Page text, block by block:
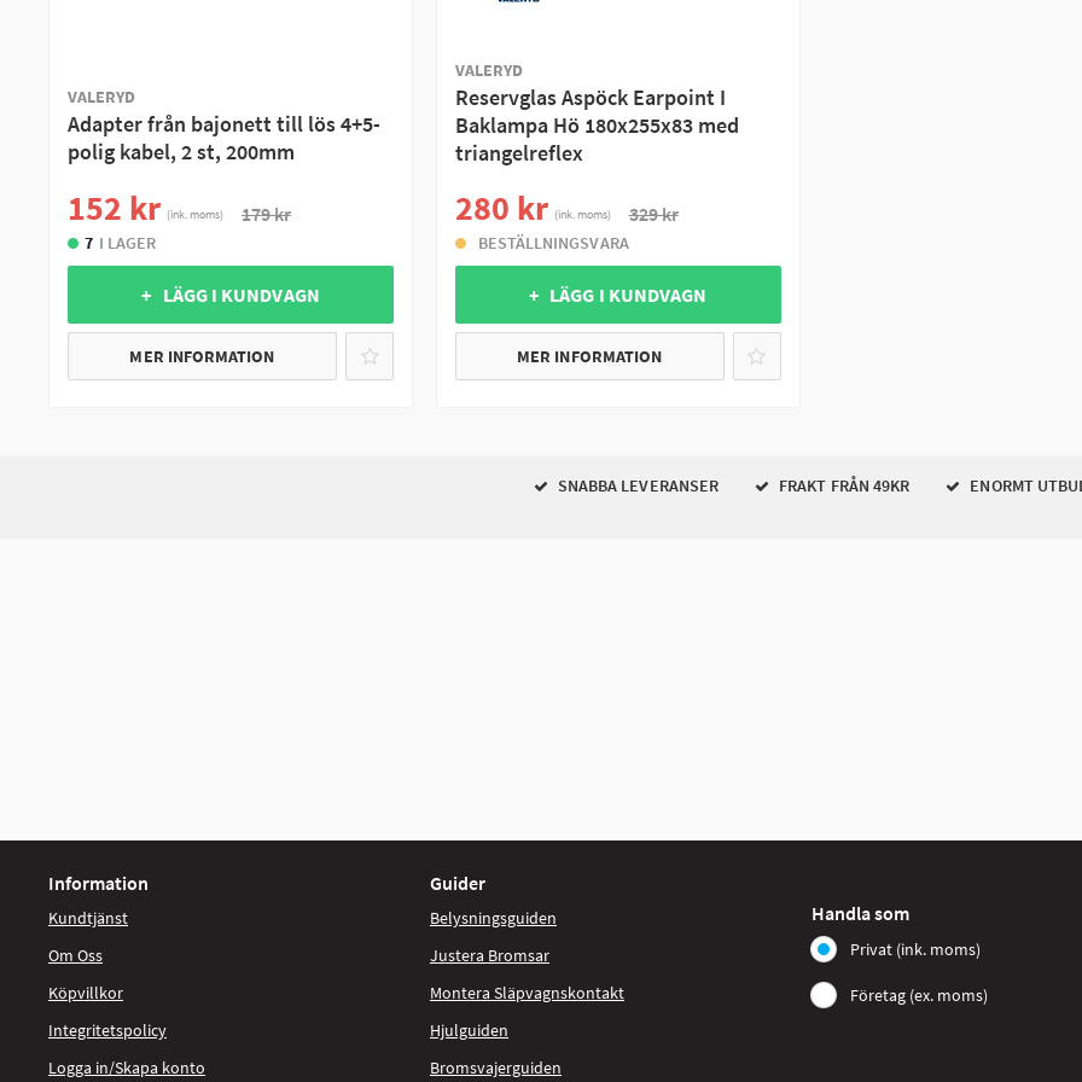
VALERYD
Adapter från bajonett till lös 4+5-
polig kabel, 2 st, 200mm
152 kr (ink. moms) 179 kr
7 I LAGER
+ LÄGG I KUNDVAGN
MER INFORMATION
VALERYD
Reservglas Aspöck Earpoint I
Baklampa Hö 180x255x83 med
triangelreflex
280 kr (ink. moms) 329 kr
BESTÄLLNINGSVARA
+ LÄGG I KUNDVAGN
MER INFORMATION
SNABBA LEVERANSER FRAKT FRÅN 49KR ENORMT
Information
Kundtjänst
Om Oss
Köpvillkor
Integritetspolicy
Logga in/Skapa konto
Guider
Belysningsguiden
Justera Bromsar
Montera Släpvagnskontakt
Hjulguiden
Bromsvajerguiden
Handla som
Privat (ink. moms)
Företag (ex. moms)